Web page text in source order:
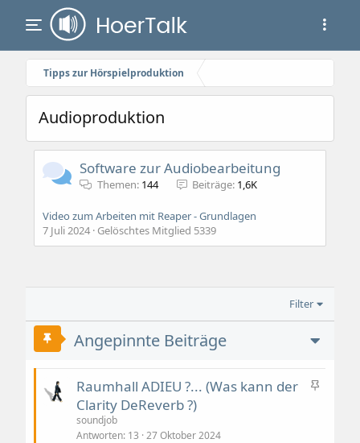
Tipps zur Hörspielproduktion
Audioproduktion
Software zur Audiobearbeitung
Themen 144 Beiträge 1,6K
Video zum Arbeiten mit Reaper - Grundlagen
7 Juli 2024 Gelöschtes Mitglied 5339
Filter
Angepinnte Beiträge
A
Raumhall ADIEU ?... (Was kann der
Clarity DeReverb ?)
soundjob
Antworten 13 27 Oktober 2024